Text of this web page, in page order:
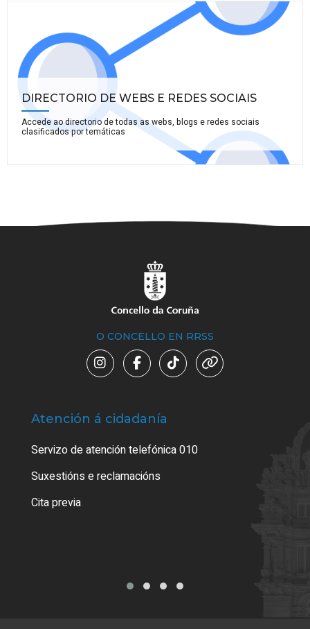
DIRECTORIO DE WEBS E REDES SOCIAIS
Accede ao directorio de todas as webs, blogs e redes sociais
clasificados por temáticas
O CONCELLO EN RRSS
Atención á cidadanía
Servizo de atención telefónica 010
Suxestións e reclamacións
Cita previa